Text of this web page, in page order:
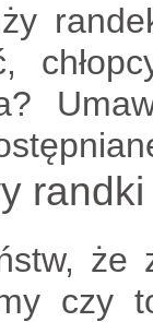
czy